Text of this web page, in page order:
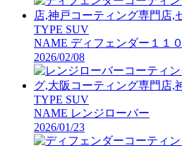
TYPE SUV
NAME ディフェンダー１１０
2026/02/08
TYPE SUV
NAME レンジローバー
2026/01/23